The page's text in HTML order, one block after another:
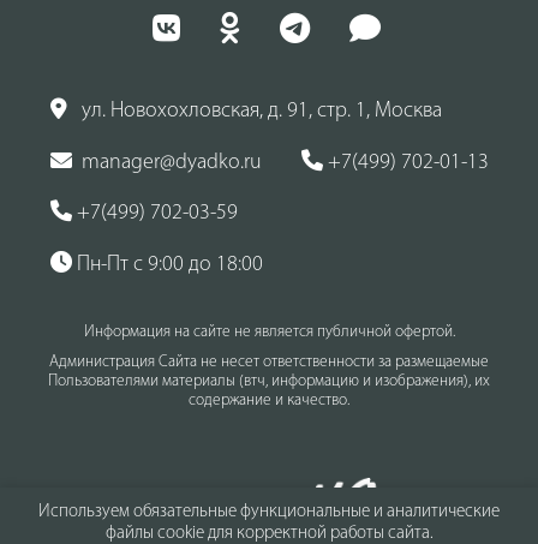
Используем обязательные функциональные и аналитические
файлы cookie для корректной работы сайта.
ул. Новохохловская, д. 91, стр. 1, Москва
manager@dyadko.ru +7(499) 702-01-13
+7(499) 702-03-59
Пн-Пт с 9:00 до 18:00
Информация на сайте не является публичной офертой.
Администрация Сайта не несет ответственности за размещаемые
Пользователями материалы (втч, информацию и изображения), их
содержание и качество.